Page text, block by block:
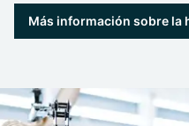
Más información sobre la